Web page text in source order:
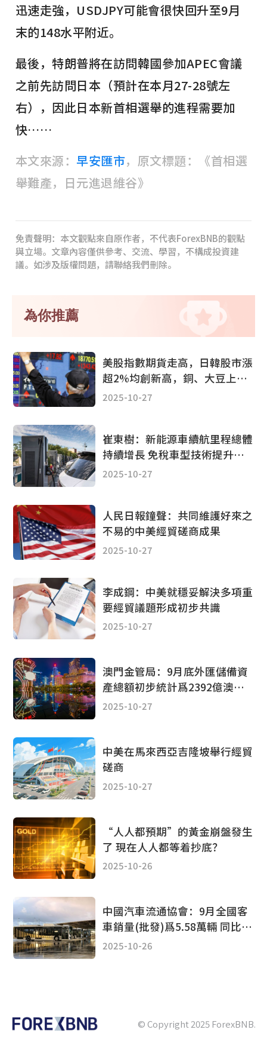
迅速走強，USDJPY可能會很快回升至9月
末的148水平附近。
最後，特朗普將在訪問韓國參加APEC會議
之前先訪問日本（預計在本月27-28號左
右），因此日本新首相選舉的進程需要加
快……
本文來源： 早安匯市，原文標題：《首相選
舉難產，日元進退維谷》
免責聲明：本文觀點來自原作者，不代表ForexBNB的觀點
與立場。文章內容僅供參考、交流、學習，不構成投資建
議。如涉及版權問題，請聯絡我們刪除。
為你推薦
美股指數期貨走高，日韓股市漲
超2%均創新高，銅、大豆上
漲，黃金下挫1%
2025-10-27
崔東樹：新能源車續航里程總體
持續增長 免稅車型技術提升較
平穩
2025-10-27
人民日報鐘聲：共同維護好來之
不易的中美經貿磋商成果
2025-10-27
李成鋼：中美就穩妥解決多項重
要經貿議題形成初步共識
2025-10-27
澳門金管局：9月底外匯儲備資
產總額初步統計爲2392億澳門
元 環比升1.6%
2025-10-27
中美在馬來西亞吉隆坡舉行經貿
磋商
2025-10-27
“人人都預期”的黃金崩盤發生
了 現在人人都等着抄底？
2025-10-26
中國汽車流通協會：9月全國客
車銷量(批發)爲5.58萬輛 同比增
長33.7%
2025-10-26
© Copyright 2025 ForexBNB.